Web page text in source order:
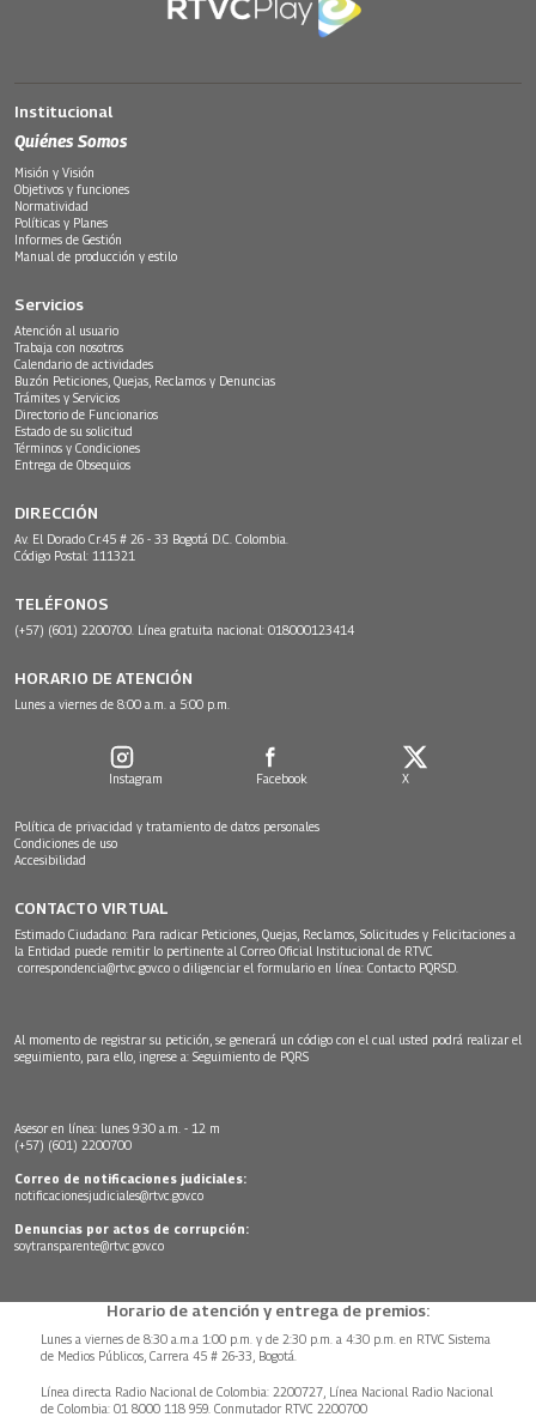
Institucional
Quiénes Somos
Misión y Visión
Objetivos y funciones
Normatividad
Políticas y Planes
Informes de Gestión
Manual de producción y estilo
Servicios
Atención al usuario
Trabaja con nosotros
Calendario de actividades
Buzón Peticiones, Quejas, Reclamos y Denuncias
Trámites y Servicios
Directorio de Funcionarios
Estado de su solicitud
Términos y Condiciones
Entrega de Obsequios
DIRECCIÓN
Av. El Dorado Cr.45 # 26 - 33 Bogotá D.C. Colombia.
Código Postal: 111321
TELÉFONOS
(+57) (601) 2200700. Línea gratuita nacional: 018000123414
HORARIO DE ATENCIÓN
Lunes a viernes de 8:00 a.m. a 5:00 p.m.
Instagram Facebook X
Política de privacidad y tratamiento de datos personales
Condiciones de uso
Accesibilidad
CONTACTO VIRTUAL
Estimado Ciudadano: Para radicar Peticiones, Quejas, Reclamos, Solicitudes y Felicitaciones a
la Entidad puede remitir lo pertinente al Correo Oficial Institucional de RTVC
correspondencia@rtvc.gov.co o diligenciar el formulario en línea: Contacto PQRSD.
Al momento de registrar su petición, se generará un código con el cual usted podrá realizar el
seguimiento, para ello, ingrese a: Seguimiento de PQRS
Asesor en línea: lunes 9:30 a.m. - 12 m
(+57) (601) 2200700
Correo de notificaciones judiciales:
notificacionesjudiciales@rtvc.gov.co
Denuncias por actos de corrupción:
soytransparente@rtvc.gov.co
Horario de atención y entrega de premios:
Lunes a viernes de 8:30 a.m.a 1:00 p.m. y de 2:30 p.m. a 4:30 p.m. en RTVC Sistema
de Medios Públicos, Carrera 45 # 26-33, Bogotá.
Línea directa Radio Nacional de Colombia: 2200727, Línea Nacional Radio Nacional
de Colombia: 01 8000 118 959. Conmutador RTVC 2200700